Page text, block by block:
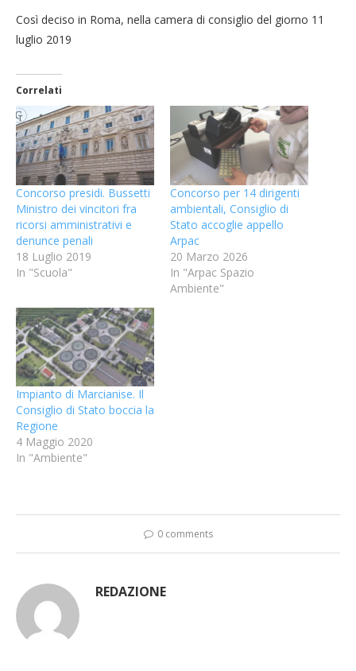
Così deciso in Roma, nella camera di consiglio del giorno 11
luglio 2019
Correlati
Concorso presidi. Bussetti
Ministro dei vincitori fra
ricorsi amministrativi e
denunce penali
18 Luglio 2019
In "Scuola"
Concorso per 14 dirigenti
ambientali, Consiglio di
Stato accoglie appello
Arpac
20 Marzo 2026
In "Arpac Spazio
Ambiente"
Impianto di Marcianise. Il
Consiglio di Stato boccia la
Regione
4 Maggio 2020
In "Ambiente"
0 comments
REDAZIONE